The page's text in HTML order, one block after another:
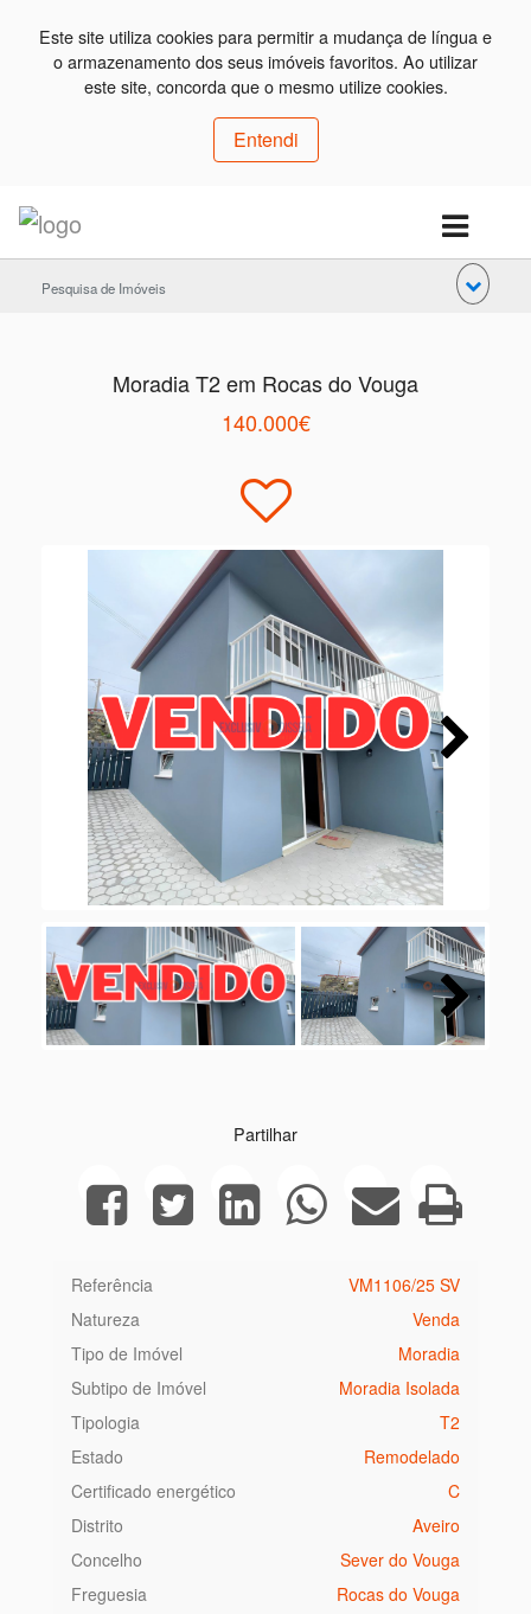
Este site utiliza cookies para permitir a mudança de língua e
o armazenamento dos seus imóveis favoritos. Ao utilizar
este site, concorda que o mesmo utilize cookies.
Entendi
Pesquisa de Imóveis
Moradia T2 em Rocas do Vouga
140.000€
Next
Next
Partilhar
Referência
VM1106/25 SV
Natureza
Venda
Tipo de Imóvel
Moradia
Subtipo de Imóvel
Moradia Isolada
Tipologia
T2
Estado
Remodelado
Certificado energético
C
Distrito
Aveiro
Concelho
Sever do Vouga
Freguesia
Rocas do Vouga